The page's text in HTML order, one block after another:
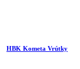
HBK Kometa Vrútky